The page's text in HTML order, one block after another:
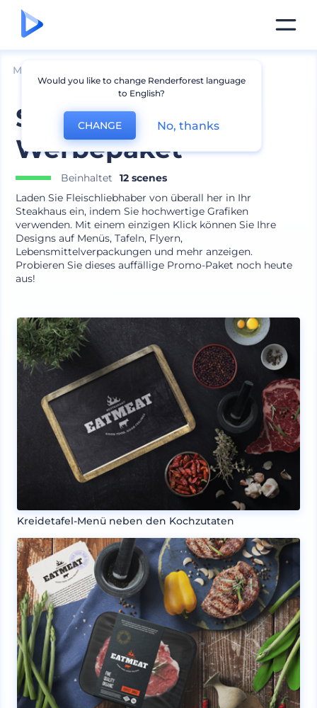
Mockups
Steakhouse
Werbepaket
Beinhaltet
12 scenes
Laden Sie Fleischliebhaber von überall her in Ihr
Steakhaus ein, indem Sie hochwertige Grafiken
verwenden. Mit einem einzigen Klick können Sie Ihre
Designs auf Menüs, Tafeln, Flyern,
Lebensmittelverpackungen und mehr anzeigen.
Probieren Sie dieses auffällige Promo-Paket noch heute
aus!
Kreidetafel-Menü neben den Kochzutaten
Would you like to change Renderforest language
to English?
CHANGE No, thanks